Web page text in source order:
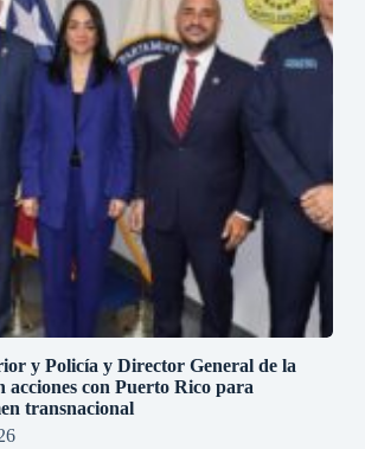
y Policía y Director General de la
acciones con Puerto Rico para
transnacional